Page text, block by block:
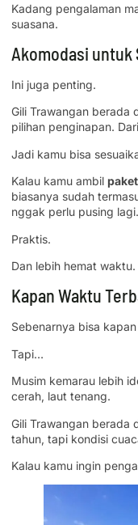
Kadang pengalaman
suasana.
Akomodasi untuk
Ini juga penting.
Gili Trawangan berada
pilihan penginapan.
Jadi kamu bisa
Kalau kamu ambil
biasanya sudah
nggak perlu pusing lagi.
Praktis.
Dan lebih hemat waktu.
Kapan Waktu
Sebenarnya bisa kapan
Tapi…
Musim kemarau lebih
cerah, laut tenang.
Gili Trawangan berada
tahun, tapi kondisi
Kalau kamu ingin